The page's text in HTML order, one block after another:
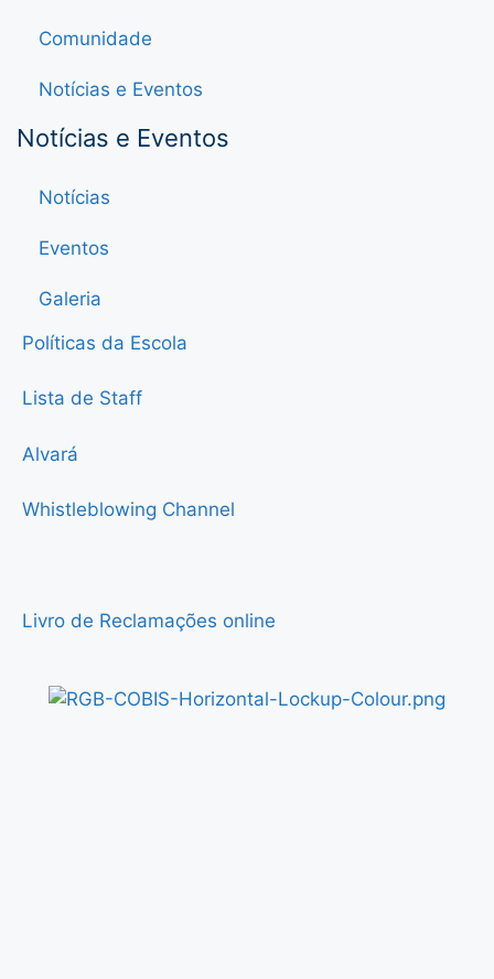
Comunidade
Notícias e Eventos
Notícias e Eventos
Notícias
Eventos
Galeria
Políticas da Escola
Lista de Staff
Alvará
Whistleblowing Channel
Livro de Reclamações online